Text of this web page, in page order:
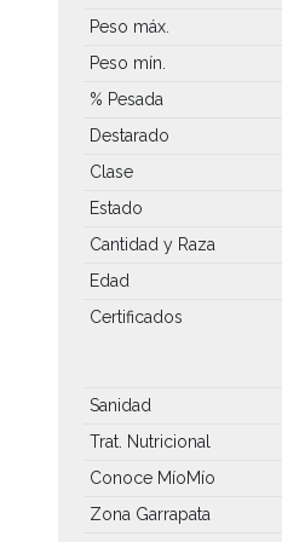
Peso máx.
Peso mín.
% Pesada
Destarado
Clase
Estado
Cantidad y Raza
Edad
Certificados
Sanidad
Trat. Nutricional
Conoce MíoMío
Zona Garrapata